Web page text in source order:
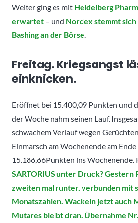
Weiter ging es mit Heidelberg
erwartet – und Nordex stemmt sich
Bashing an der Börse.
Freitag. Kriegsangst
einknicken.
Eröffnet bei 15.400,09 Punkten und
der Woche nahm seinen Lauf.
schwachem Verlauf wegen
Einmarsch am Wochenende am
15.186,66Punkten ins Wochenende.
SARTORIUS unter Druck? Gestern
zweiten mal runter, verbunden mit
Monatszahlen. Wackeln jetzt auch
Mutares bleibt dran. Übernahme